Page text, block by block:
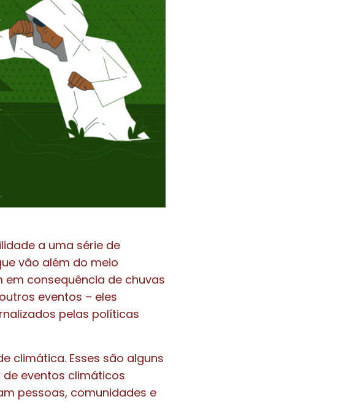
a uma série de
vão além do meio
em consequência de chuvas
eventos – eles
pelas políticas
climática. Esses são alguns
eventos climáticos
pessoas, comunidades e